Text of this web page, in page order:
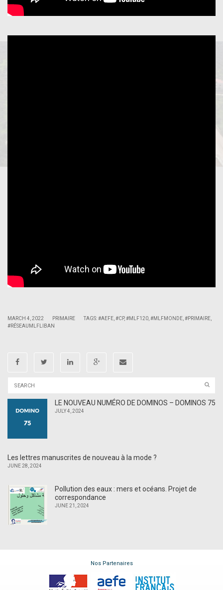
MARCH 4, 2022 PRIMAIRE TAGS:#AEFE #CP,#MLF120 #MLFMONDE #PRIMAIRE
#RÉSEAUMLFLIBAN
LE NOUVEAU NUMÉRO DE DOMINOS – DOMINOS 75
JULY 4, 2024
Les lettres manuscrites de nouveau à la mode ?
JUNE 28, 2024
Pollution des eaux : mers et océans. Projet de
correspondance
JUNE 21, 2024
Nos Partenaires